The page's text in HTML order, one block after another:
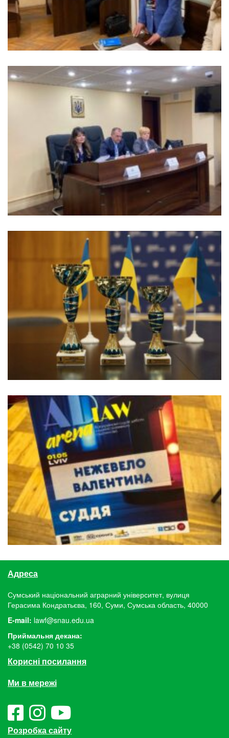
Адреса
Сумський національний аграрний університет, вулиця
Герасима Кондратьєва, 160, Суми, Сумська область, 40000
E-mail: lawf@snau.edu.ua
Приймальня декана:
+38 (0542) 70 10 35
Корисні посилання
Ми в мережі
Розробка сайту